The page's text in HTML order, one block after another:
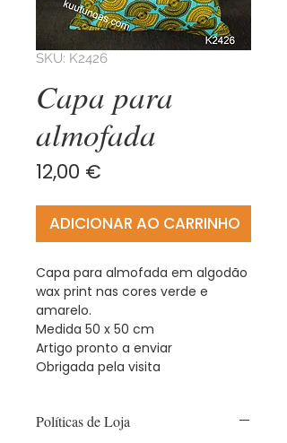
SKU: K2426
Capa para
almofada
12,00 €
ADICIONAR AO CARRINHO
Capa para almofada em algodão
wax print nas cores verde e
amarelo.
Medida 50 x 50 cm
Artigo pronto a enviar
Obrigada pela visita
Políticas de Loja